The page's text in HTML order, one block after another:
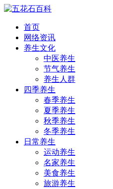
首页
网络资讯
养生文化
中医养生
节气养生
养生人群
四季养生
春季养生
夏季养生
秋季养生
冬季养生
日常养生
运动养生
名家养生
美食养生
旅游养生